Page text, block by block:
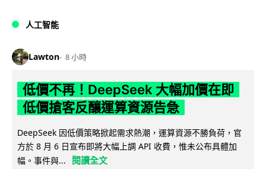
人工智能
Lawton 8 小時
低價不再！DeepSeek 大幅加價在即
低價搶客反釀運算資源告急
DeepSeek 因低價策略掀起需求熱潮，運算資源不勝負荷，官
方於 8 月 6 日宣布即將大幅上調 API 收費，惟未公布具體加
幅。事件與...
閱讀全文